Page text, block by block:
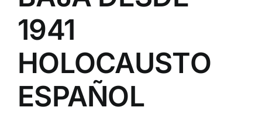
1941
HOLOCAUSTO
ESPAÑOL